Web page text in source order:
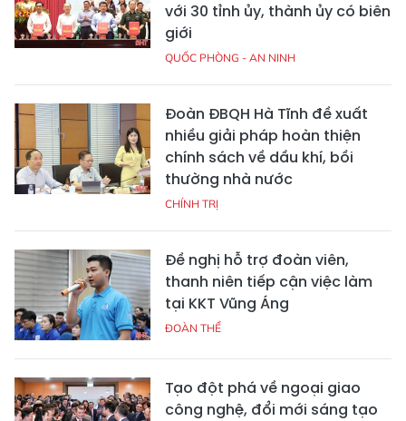
với 30 tỉnh ủy, thành ủy có biên
giới
QUỐC PHÒNG - AN NINH
Đoàn ĐBQH Hà Tĩnh đề xuất
nhiều giải pháp hoàn thiện
chính sách về dầu khí, bồi
thường nhà nước
CHÍNH TRỊ
Đề nghị hỗ trợ đoàn viên,
thanh niên tiếp cận việc làm
tại KKT Vũng Áng
ĐOÀN THỂ
Tạo đột phá về ngoại giao
công nghệ, đổi mới sáng tạo